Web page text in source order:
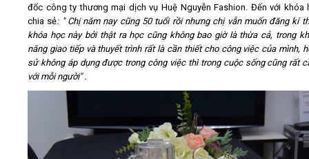
đốc công ty thương mại dịch vụ Huệ Nguyễn Fashion. Đến với khóa
chia sẻ: " Chị năm nay cũng 50 tuổi rồi nhưng chị vẫn muốn đăng kí
khóa học này bởi thật ra học cũng không bao giờ là thừa cả, trong
năng giao tiếp và thuyết trình rất là cần thiết cho công việc của mình,
sử không áp dụng được trong công việc thì trong cuộc sống cũng rất
với mỗi người" .